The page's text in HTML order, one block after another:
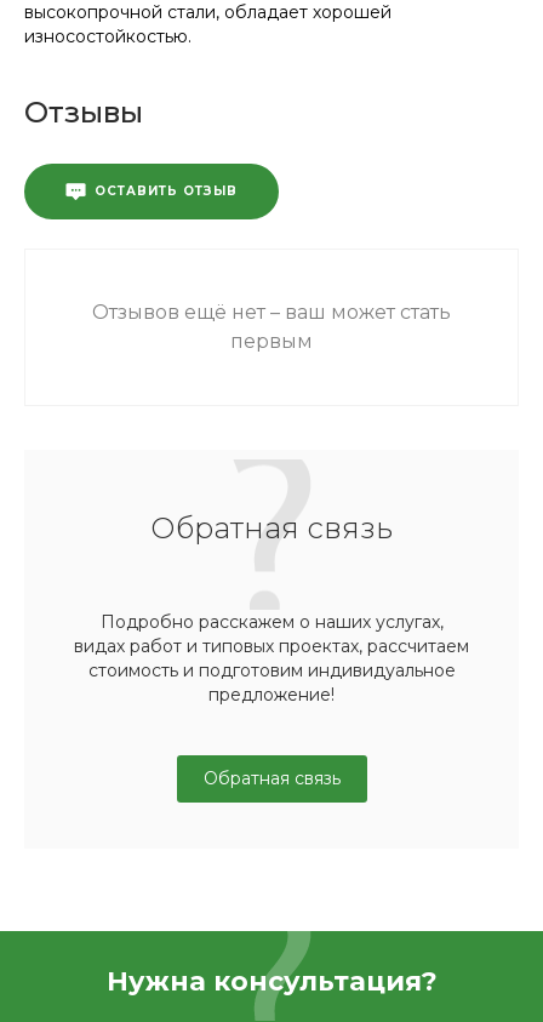
высокопрочной стали, обладает хорошей
износостойкостью.
Отзывы
ОСТАВИТЬ ОТЗЫВ
Отзывов ещё нет – ваш может стать
первым
Обратная связь
Подробно расскажем о наших услугах,
видах работ и типовых проектах, рассчитаем
стоимость и подготовим индивидуальное
предложение!
Обратная связь
Нужна консультация?